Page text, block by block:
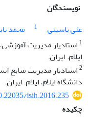
نویسندگان
علی یاسینی
1 محمد
1 استادیار مدیریت
ایلام. ایران.
2استادیار مدیریت منابع
دانشگاه ایلام، ایلام. ایران.
isih.2016.235
چکیده